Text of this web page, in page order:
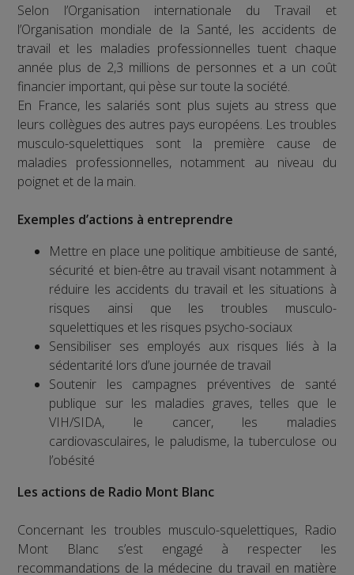
Selon l’Organisation internationale du Travail et
l’Organisation mondiale de la Santé, les accidents de
travail et les maladies professionnelles tuent chaque
année plus de 2,3 millions de personnes et a un coût
financier important, qui pèse sur toute la société.
En France, les salariés sont plus sujets au stress que
leurs collègues des autres pays européens. Les troubles
musculo-squelettiques sont la première cause de
maladies professionnelles, notamment au niveau du
poignet et de la main.
Exemples d’actions à entreprendre
Mettre en place une politique ambitieuse de santé,
sécurité et bien-être au travail visant notamment à
réduire les accidents du travail et les situations à
risques ainsi que les troubles musculo-
squelettiques et les risques psycho-sociaux
Sensibiliser ses employés aux risques liés à la
sédentarité lors d’une journée de travail
Soutenir les campagnes préventives de santé
publique sur les maladies graves, telles que le
VIH/SIDA, le cancer, les maladies
cardiovasculaires, le paludisme, la tuberculose ou
l’obésité
Les actions de Radio Mont Blanc
Concernant les troubles musculo-squelettiques, Radio
Mont Blanc s’est engagé à respecter les
recommandations de la médecine du travail en matière